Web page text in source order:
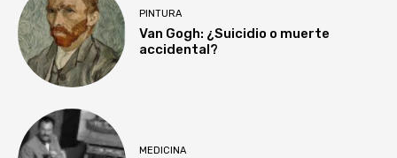
PINTURA
Van Gogh: ¿Suicidio o muerte
accidental?
MEDICINA